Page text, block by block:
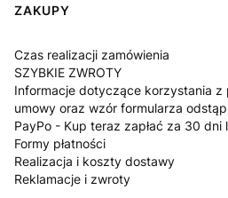
Linki w stopce
ZAKUPY
Czas realizacji zamówienia
SZYBKIE ZWROTY
Informacje dotyczące korzystania z
umowy oraz wzór formularza
PayPo - Kup teraz zapłać za 30 dni
Formy płatności
Realizacja i koszty dostawy
Reklamacje i zwroty